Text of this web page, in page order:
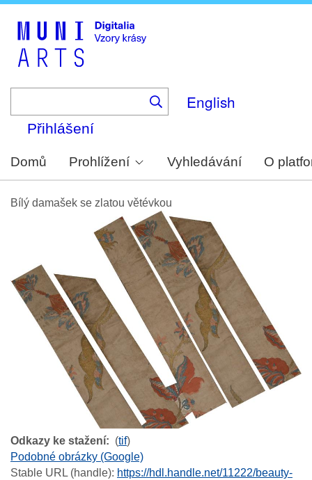
English
Přihlášení
Domů Prohlížení Vyhledávání O
Bílý damašek se zlatou větévkou
Odkazy ke stažení (tif)
Podobné obrázky (Google)
Stable URL (handle): https://hdl.handle.net/11222/beauty-